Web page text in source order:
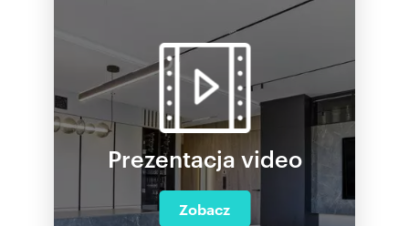
Prezentacja video
Zobacz